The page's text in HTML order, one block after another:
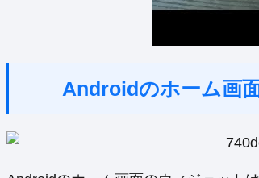
Androidのホーム画